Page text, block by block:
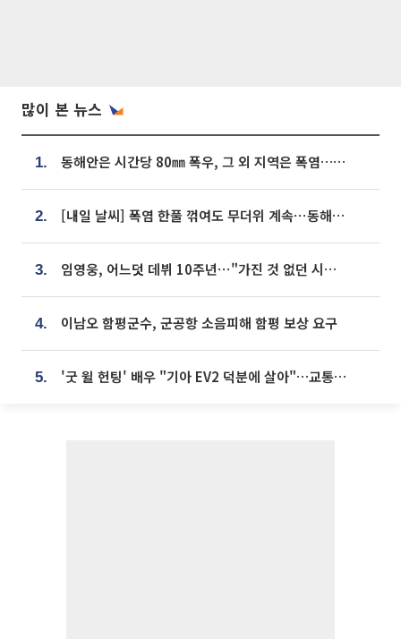
많이 본 뉴스
1. 동해안은 시간당 80㎜ 폭우, 그 외 지역은 폭염…‘극과 극 날씨’
2. [내일 날씨] 폭염 한풀 꺾여도 무더위 계속⋯동해안 이틀 연속 비
3. 임영웅, 어느덧 데뷔 10주년⋯"가진 것 없던 시절, 내 앞엔 20명의 팬뿐"
4. 이남오 함평군수, 군공항 소음피해 함평 보상 요구
5. '굿 윌 헌팅' 배우 "기아 EV2 덕분에 살아"…교통사고 후 안전성 극찬